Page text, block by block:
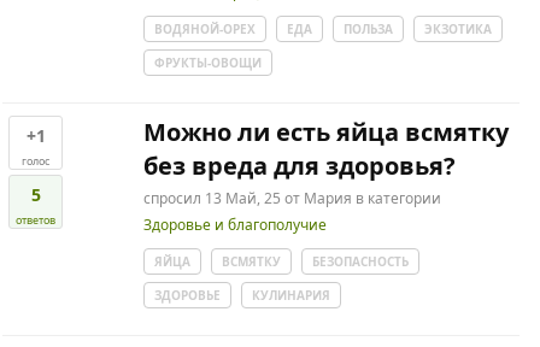
ВОДЯНОЙ-ОРЕХ ЕДА ПОЛЬЗА
ЭКЗОТИКА
ФРУКТЫ-ОВОЩИ
+1
голос
5
ответов
Можно ли есть яйца всмятку
без вреда для здоровья?
спросил 13 Май, 25 от Мария в категории
Здоровье и благополучие
ЯЙЦА ВСМЯТКУ
БЕЗОПАСНОСТЬ
ЗДОРОВЬЕ
КУЛИНАРИЯ